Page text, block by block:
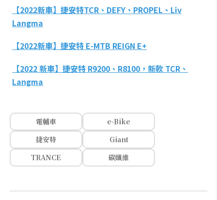
【2022新車】捷安特TCR、DEFY、PROPEL、Liv
Langma
【2022新車】捷安特 E-MTB REIGN E+
【2022 新車】捷安特 R9200、R8100，新款 TCR、
Langma
電輔車
e-Bike
捷安特
Giant
TRANCE
碳纖維